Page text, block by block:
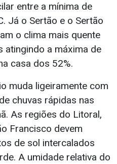
entre a mínima de
Já o Sertão e o Sertão
o clima mais quente
atingindo a máxima de
casa dos 52%.
muda ligeiramente com
chuvas rápidas nas
As regiões do Litoral,
Francisco devem
de sol intercalados
A umidade relativa do